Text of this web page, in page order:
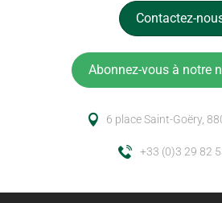
Contactez-
Abonnez-vous à notre
6 place Saint-Goëry,
+33 (0)3 29 82